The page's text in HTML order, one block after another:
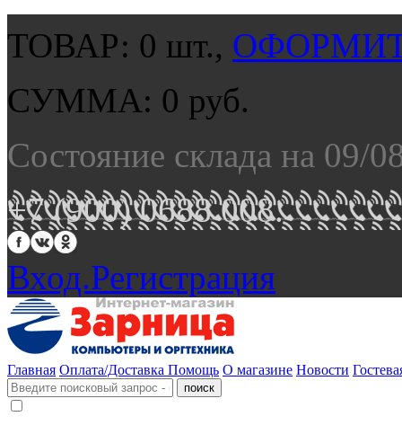
ТОВАР: 0 шт.,
СУММА: 0 руб.
Состояние склада на 09/
+7 (900) 0688 008.
Вход.Регистрация
Главная Оплата/Доставка Помощь О магазине Новости